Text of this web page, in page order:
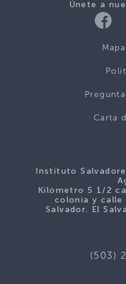
Únete a
Carta
Instituto
Kilómetro 5 1/2
colonia y calle
Salvador. El
(503)